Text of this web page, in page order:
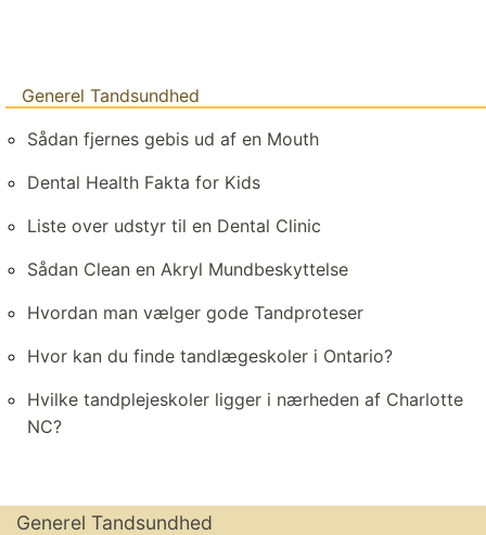
Generel Tandsundhed
Sådan fjernes gebis ud af en Mouth
Dental Health Fakta for Kids
Liste over udstyr til en Dental Clinic
Sådan Clean en Akryl Mundbeskyttelse
Hvordan man vælger gode Tandproteser
Hvor kan du finde tandlægeskoler i Ontario?
Hvilke tandplejeskoler ligger i nærheden af ​​Charlotte
NC?
Generel Tandsundhed